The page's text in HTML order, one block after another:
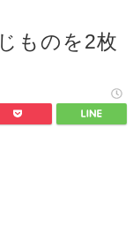
ものを2枚